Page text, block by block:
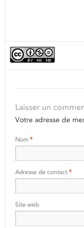
Laisser un
Votre adresse de
Nom *
Adresse de contact *
Site web